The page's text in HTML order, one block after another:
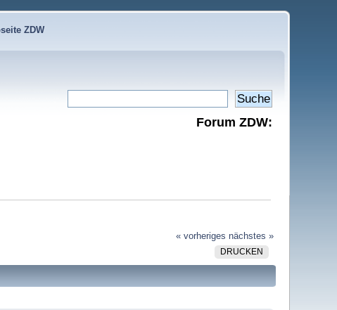
ZDW
Forum ZDW:
« vorheriges nächstes »
DRUCKEN